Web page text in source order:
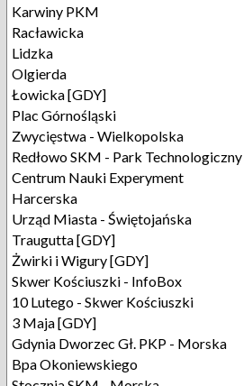
Karwiny PKM
Racławicka
Lidzka
Olgierda
Łowicka [GDY]
Plac Górnośląski
Zwycięstwa - Wielkopolska
Redłowo SKM - Park Technologiczny
Centrum Nauki Experyment
Harcerska
Urząd Miasta - Świętojańska
Traugutta [GDY]
Żwirki i Wigury [GDY]
Skwer Kościuszki - InfoBox
10 Lutego - Skwer Kościuszki
3 Maja [GDY]
Gdynia Dworzec Gł. PKP - Morska
Bpa Okoniewskiego